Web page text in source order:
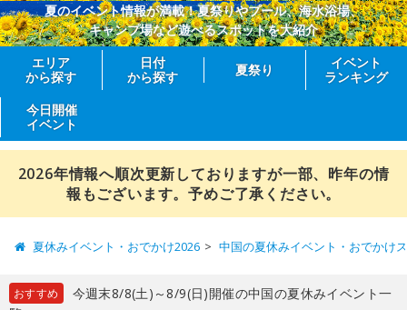
夏のイベント情報が満載！夏祭りやプール、海水浴場、
キャンプ場など遊べるスポットを大紹介
エリア
から探す
日付
から探す
夏祭り
イベント
ランキング
今日開催
イベント
2026年情報へ順次更新しておりますが一部、昨年の情
報もございます。予めご了承ください。
夏休みイベント・おでかけ2026 中国の夏休みイベント・おでかけ
おすすめ
今週末8/8(土)～8/9(日)開催の中国の夏休みイベント一